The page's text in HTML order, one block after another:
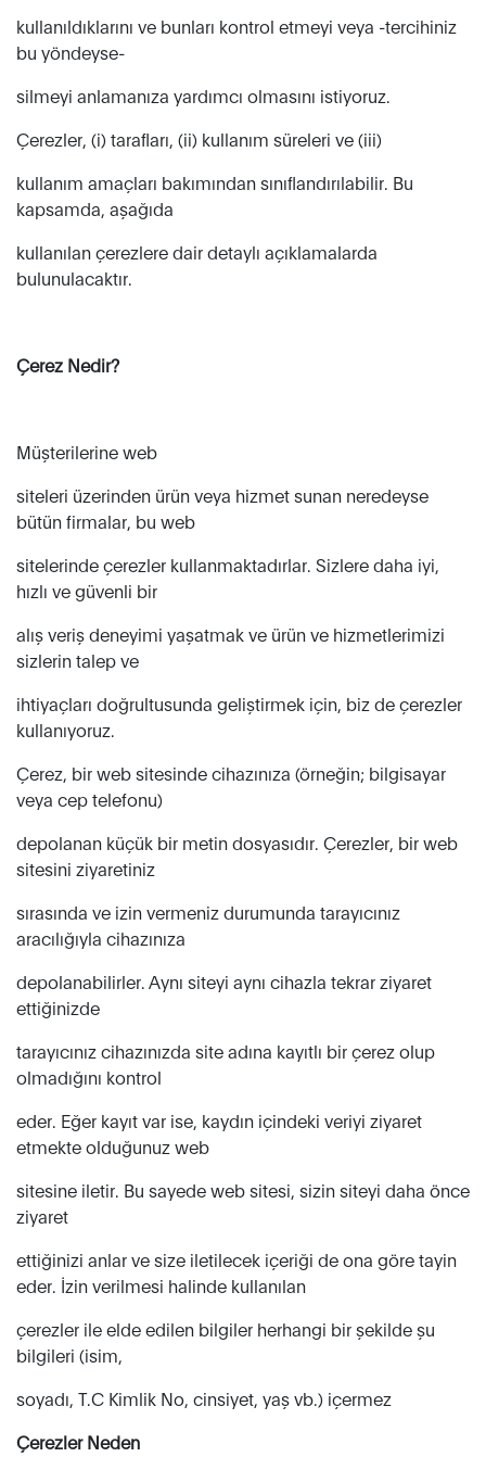
kullanıldıklarını ve bunları kontrol etmeyi veya -tercihiniz
bu yöndeyse-
silmeyi anlamanıza yardımcı olmasını istiyoruz.
Çerezler, (i) tarafları, (ii) kullanım süreleri ve (iii)
kullanım amaçları bakımından sınıflandırılabilir. Bu
kapsamda, aşağıda
kullanılan çerezlere dair detaylı açıklamalarda
bulunulacaktır.
Çerez Nedir?
Müşterilerine web
siteleri üzerinden ürün veya hizmet sunan neredeyse
bütün firmalar, bu web
sitelerinde çerezler kullanmaktadırlar. Sizlere daha iyi,
hızlı ve güvenli bir
alış veriş deneyimi yaşatmak ve ürün ve hizmetlerimizi
sizlerin talep ve
ihtiyaçları doğrultusunda geliştirmek için, biz de çerezler
kullanıyoruz.
Çerez, bir web sitesinde cihazınıza (örneğin; bilgisayar
veya cep telefonu)
depolanan küçük bir metin dosyasıdır. Çerezler, bir web
sitesini ziyaretiniz
sırasında ve izin vermeniz durumunda tarayıcınız
aracılığıyla cihazınıza
depolanabilirler. Aynı siteyi aynı cihazla tekrar ziyaret
ettiğinizde
tarayıcınız cihazınızda site adına kayıtlı bir çerez olup
olmadığını kontrol
eder. Eğer kayıt var ise, kaydın içindeki veriyi ziyaret
etmekte olduğunuz web
sitesine iletir. Bu sayede web sitesi, sizin siteyi daha önce
ziyaret
ettiğinizi anlar ve size iletilecek içeriği de ona göre tayin
eder. İzin verilmesi halinde kullanılan
çerezler ile elde edilen bilgiler herhangi bir şekilde şu
bilgileri (isim,
soyadı, T.C Kimlik No, cinsiyet, yaş vb.) içermez
Çerezler Neden